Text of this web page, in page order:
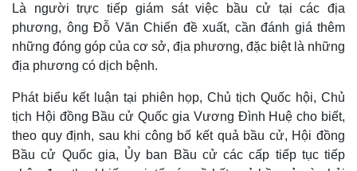
Kinh tế
Bất động sản
Khởi nghiệp
Thị trường
Giá vàng
Chứng khoán
Giá cà phê
Là người trực tiếp giám sát việc bầu cử tại các địa
phương, ông Đỗ Văn Chiến đề xuất, cần đánh giá thêm
những đóng góp của cơ sở, địa phương, đặc biệt là những
địa phương có dịch bệnh.
Phát biểu kết luận tại phiên họp, Chủ tịch Quốc hội, Chủ
tịch Hội đồng Bầu cử Quốc gia Vương Đình Huệ cho biết,
theo quy định, sau khi công bố kết quả bầu cử, Hội đồng
Bầu cử Quốc gia, Ủy ban Bầu cử các cấp tiếp tục tiếp